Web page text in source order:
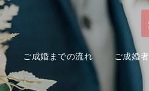
ご成婚までの流れ ご成婚